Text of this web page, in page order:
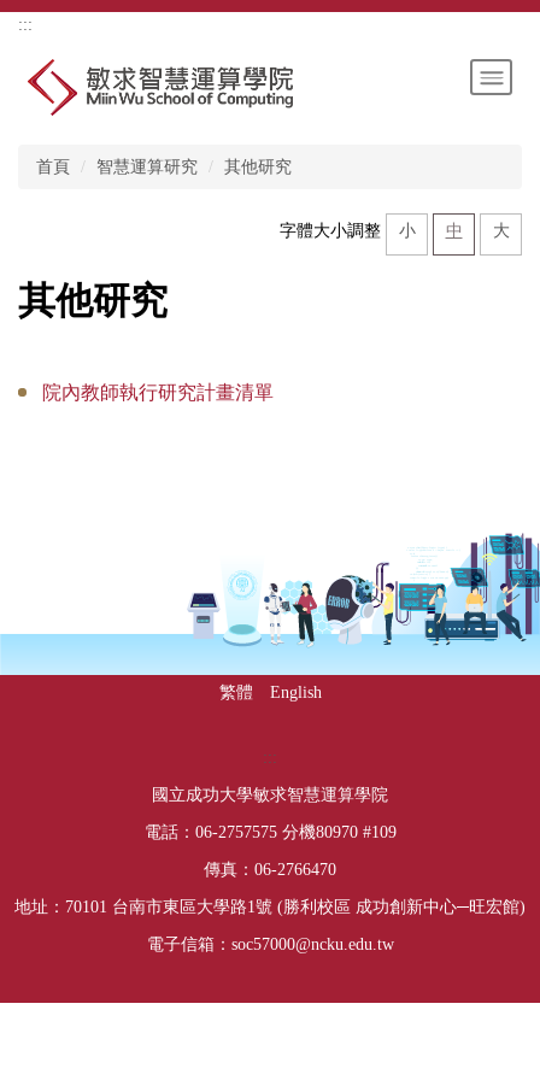
跳:::
首頁 智慧運算研究 其他研究
字體大小調整 小 中 大
其他研究
院內教師執行研究計畫清單
繁體 English
:::
國立成功大學敏求智慧運算學院
電話：06-2757575 分機80970 #109
傳真：06-2766470
地址：70101 台南市東區大學路1號 (勝利校區 成功創新中心─旺宏館)
電子信箱：soc57000@ncku.edu.tw